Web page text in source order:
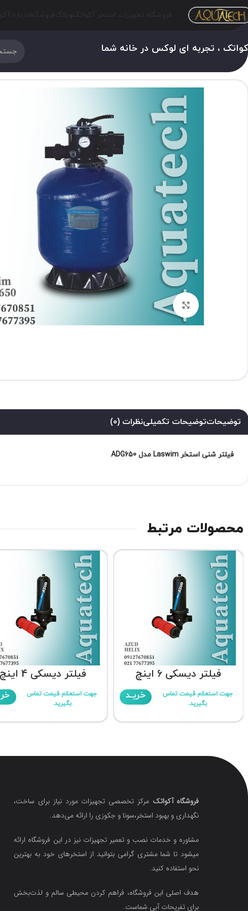
، تجربه ای لوکس در خانه شما
برای بزرگنمایی کلیک کنید
توضیحاتتوضیحات تکمیلینظرات (0)
فیلتر شنی استخر Laswim مدل ADG650
محصولات مرتبط
فیلتر دیسکی 6 اینچ
جهت استعلام قیمت تماس
بگیرید.
خریـد
فیلتر دیسکی 4 اینچ
جهت استعلام قیمت تماس
بگیرید.
فروشگاه آکواتک مرکز تخصصی تجهیزات مورد نیاز برای ساخت،
نگهداری و بهبود استخر،سونا و جکوزی را ارائه می‌دهد.
مشاوره و خدمات نصب و تعمیر تجهیزات نیز در این فروشگاه ارائه
میشود تا شما مشتری گرامی بتوانید از استخرهای خود به بهترین
نحو استفاده کنید.
هدف اصلی این فروشگاه‌، فراهم کردن محیطی سالم و لذت‌بخش
برای تفریحات آبی شماست.